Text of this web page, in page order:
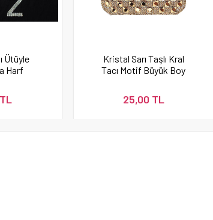
Ütüyle
Harf
Kristal Sarı Taşlı Kral
Tacı Motif Büyük Boy
25,00 TL